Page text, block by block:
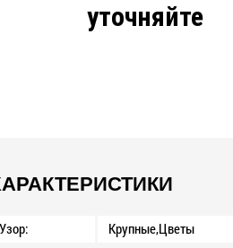
уточняйте
Узор:
Крупные,Цветы